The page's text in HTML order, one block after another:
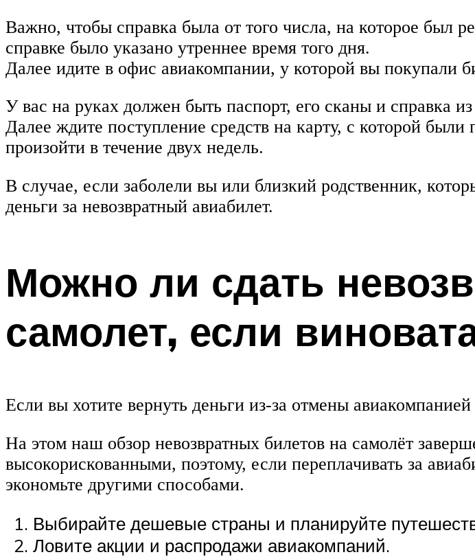
Важно, чтобы справка была от того числа, на которое был
справке было указано утреннее время того дня.
Далее идите в офис авиакомпании, у которой вы покупали
У вас на руках должен быть паспорт, его сканы и справка
Далее ждите поступление средств на карту, с которой
произойти в течение двух недель.
В случае, если заболели вы или близкий родственник,
деньги за невозвратный авиабилет.
Можно ли сдать
самолет, если
Если вы хотите вернуть деньги из-за отмены
На этом наш обзор невозвратных билетов на самолёт
высокорискованными, поэтому, если переплачивать за
экономьте другими способами.
Выбирайте дешевые страны и планируйте
Ловите акции и распродажи авиакомпаний.